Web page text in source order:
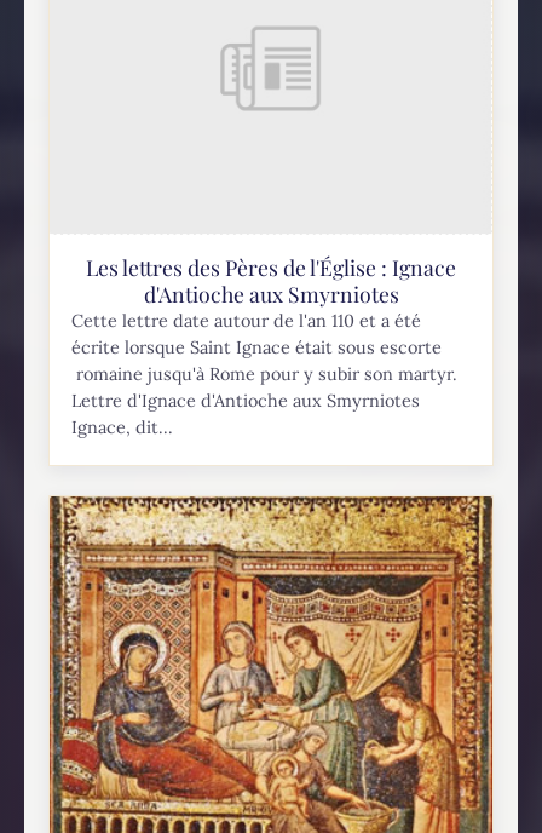
Les lettres des Pères de l'Église : Ignace
d'Antioche aux Smyrniotes
Cette lettre date autour de l'an 110 et a été
écrite lorsque Saint Ignace était sous escorte
romaine jusqu'à Rome pour y subir son martyr.
Lettre d'Ignace d'Antioche aux Smyrniotes
Ignace, dit...